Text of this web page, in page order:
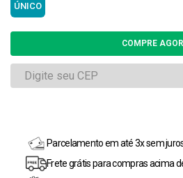
ÚNICO
Parcelamento em até 3x sem
Frete grátis para compras acima